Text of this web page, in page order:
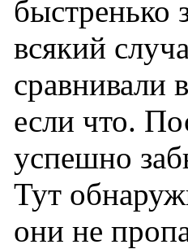
быстренько
всякий
сравнивали
если что.
успешно
Тут
они не